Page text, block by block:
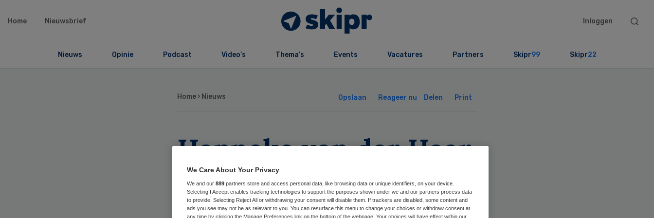
Home Nieuwsbrief Inloggen
Search
Nieuws Opinie Podcast Video’s Thema’s Events Vacatures Partners Skipr99 Skipr22
Home › Nieuws Opslaan Reageer nu Delen Print
Hanneke van der Haar
gaat Stichting COLK
leiden
We Care About Your Privacy
We and our 889 partners store and access personal data, like browsing data or unique identifiers, on your device.
Selecting I Accept enables tracking technologies to support the purposes shown under we and our partners process data
to provide. Selecting Reject All or withdrawing your consent will disable them. If trackers are disabled, some content and
ads you see may not be as relevant to you. You can resurface this menu to change your choices or withdraw consent at
any time by clicking the Manage Preferences link on the bottom of the webpage. Your choices will have effect within our